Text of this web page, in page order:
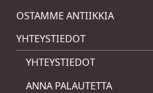
OSTAMME ANTIIKKIA
YHTEYSTIEDOT
YHTEYSTIEDOT
ANNA PALAUTETTA